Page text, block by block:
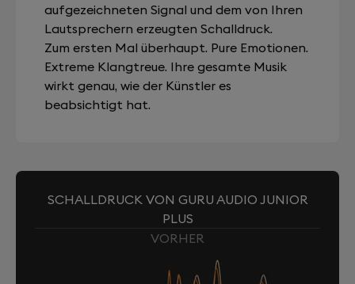
aufgezeichneten Signal und dem von Ihren
Lautsprechern erzeugten Schalldruck.
Zum ersten Mal überhaupt. Pure Emotionen.
Extreme Klangtreue. Ihre gesamte Musik
wirkt genau, wie der Künstler es
beabsichtigt hat.
SCHALLDRUCK VON GURU AUDIO JUNIOR
PLUS
VORHER